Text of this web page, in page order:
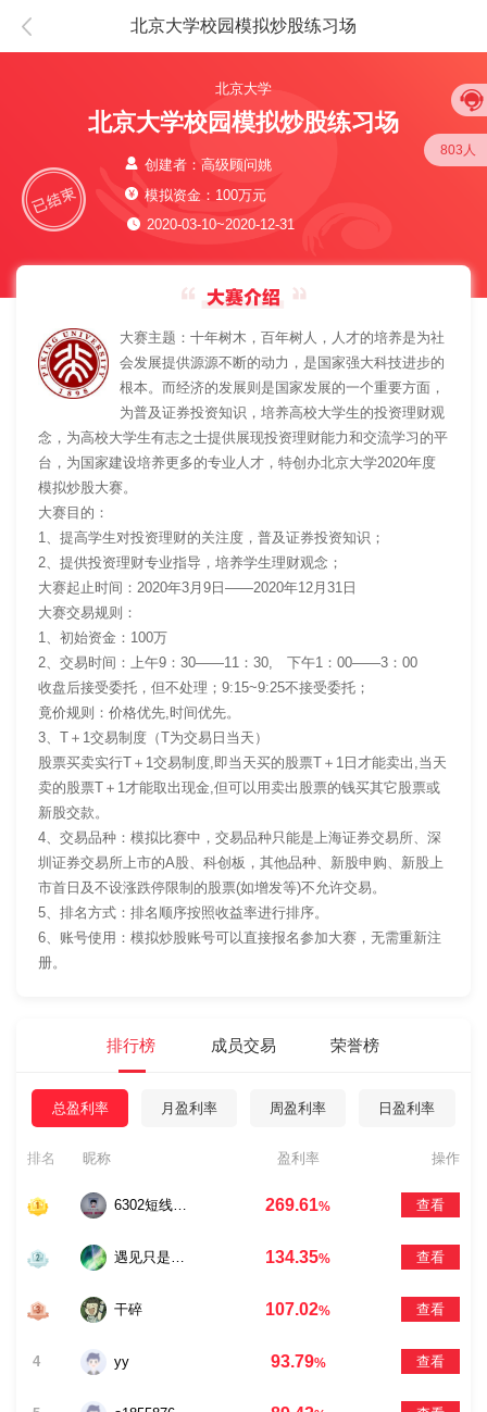
北京大学校园模拟炒股练习场
北京大学
北京大学校园模拟炒股练习场
创建者：高级顾问姚
模拟资金：100万元
2020-03-10~2020-12-31
803人
大赛主题：十年树木，百年树人，人才的培养是为社
会发展提供源源不断的动力，是国家强大科技进步的
根本。而经济的发展则是国家发展的一个重要方面，
为普及证券投资知识，培养高校大学生的投资理财观
念，为高校大学生有志之士提供展现投资理财能力和交流学习的平
台，为国家建设培养更多的专业人才，特创办北京大学2020年度
模拟炒股大赛。
大赛目的：
1、提高学生对投资理财的关注度，普及证券投资知识；
2、提供投资理财专业指导，培养学生理财观念；
大赛起止时间：2020年3月9日——2020年12月31日
大赛交易规则：
1、初始资金：100万
2、交易时间：上午9：30——11：30, 下午1：00——3：00
收盘后接受委托，但不处理；9:15~9:25不接受委托；
竟价规则：价格优先,时间优先。
3、T＋1交易制度（T为交易日当天）
股票买卖实行T＋1交易制度,即当天买的股票T＋1日才能卖出,当天
卖的股票T＋1才能取出现金,但可以用卖出股票的钱买其它股票或
新股交款。
4、交易品种：模拟比赛中，交易品种只能是上海证券交易所、深
圳证券交易所上市的A股、科创板，其他品种、新股申购、新股上
市首日及不设涨跌停限制的股票(如增发等)不允许交易。
5、排名方式：排名顺序按照收益率进行排序。
6、账号使用：模拟炒股账号可以直接报名参加大赛，无需重新注
册。
排行榜 成员交易 荣誉榜
总盈利率 月盈利率 周盈利率 日盈利率
排名 昵称 盈利率 操作
6302短线是银辉辉 269.61% 查看
遇见只是打了个照面 134.35% 查看
干碎 107.02% 查看
4 yy 93.79% 查看